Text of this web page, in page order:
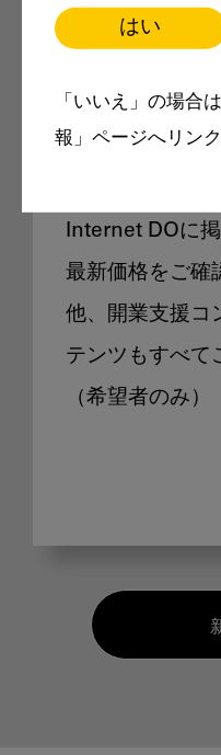
はい
「いいえ」の場合
報」ページへリンク
製品価
Internet DOに
最新価格をご確
他、開業支援コ
テンツもすべて
（希望者のみ）